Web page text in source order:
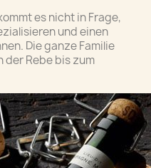
es nicht in Frage,
und einen
Die ganze Familie
Rebe bis zum